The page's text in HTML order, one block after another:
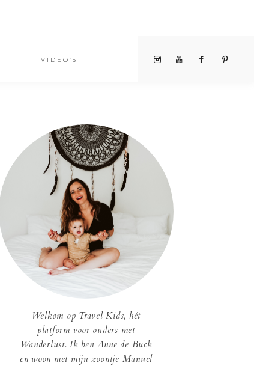
VIDEO’S
Welkom op Travel Kids, hét
platform voor ouders met
Wanderlust. Ik ben Anne de Buck
en woon met mijn zoontje Manuel